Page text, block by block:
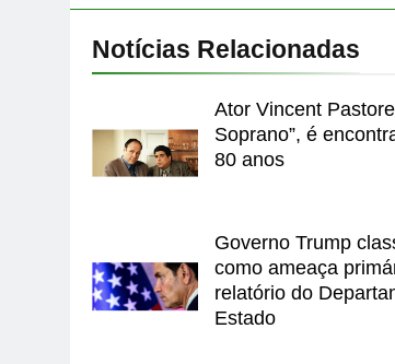
Notícias Relacionadas
Ator Vincent
Soprano”, é
80 anos
Governo Trump
como ameaça
relatório do
Estado